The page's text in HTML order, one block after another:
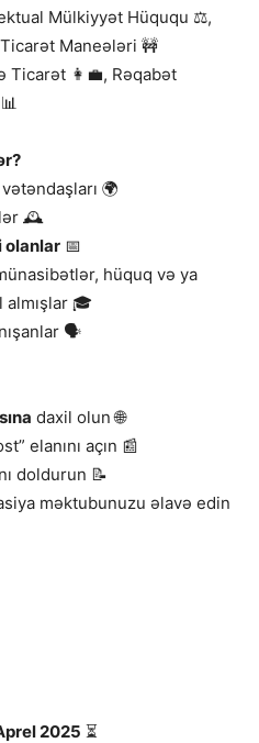
Mülkiyyət Hüququ ⚖,
Maneələri 🚧
Ticarət 👩‍💼, Rəqabət
🌍
🕰
olanlar 📅
hüquq və ya
🎓
🗣
daxil olun 🌐
elanını açın 📰
doldurun 📝
məktubunuzu əlavə edin
2025 ⏳